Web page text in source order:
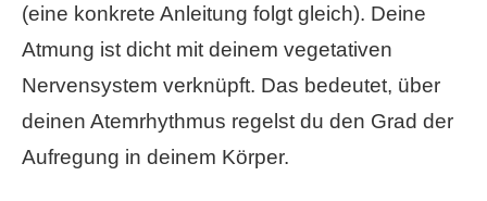
(eine konkrete Anleitung folgt gleich). Deine
Atmung ist dicht mit deinem vegetativen
Nervensystem verknüpft. Das bedeutet, über
deinen Atemrhythmus regelst du den Grad der
Aufregung in deinem Körper.